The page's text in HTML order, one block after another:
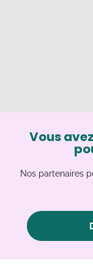
Vous
Nos partenaires